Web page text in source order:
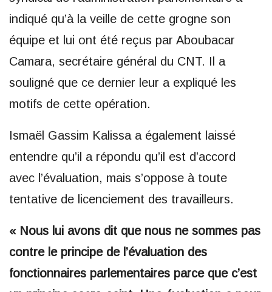
indiqué qu’à la veille de cette grogne son
équipe et lui ont été reçus par Aboubacar
Camara, secrétaire général du CNT. Il a
souligné que ce dernier leur a expliqué les
motifs de cette opération.
Ismaël Gassim Kalissa a également laissé
entendre qu’il a répondu qu’il est d’accord
avec l’évaluation, mais s’oppose à toute
tentative de licenciement des travailleurs.
« Nous lui avons dit que nous ne sommes pas
contre le principe de l’évaluation des
fonctionnaires parlementaires parce que c’est